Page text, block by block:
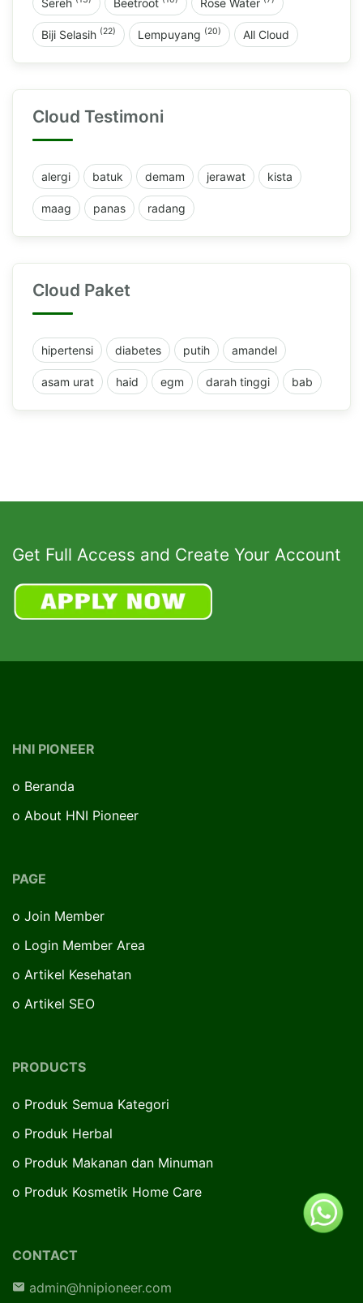
Biji Selasih (22) Lempuyang (20) All Cloud
Cloud Testimoni
alergi batuk demam jerawat kista
maag panas radang
Cloud Paket
hipertensi diabetes putih amandel
asam urat haid egm darah tinggi bab
Get Full Access and Create Your Account
HNI PIONEER
o Beranda
o About HNI Pioneer
PAGE
o Join Member
o Login Member Area
o Artikel Kesehatan
o Artikel SEO
PRODUCTS
o Produk Semua Kategori
o Produk Herbal
o Produk Makanan dan Minuman
o Produk Kosmetik Home Care
CONTACT
admin@hnipioneer.com